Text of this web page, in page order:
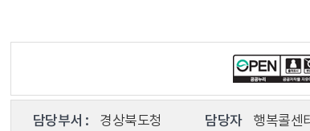
담당부서 : 경상북도청 담당자 행복콜센